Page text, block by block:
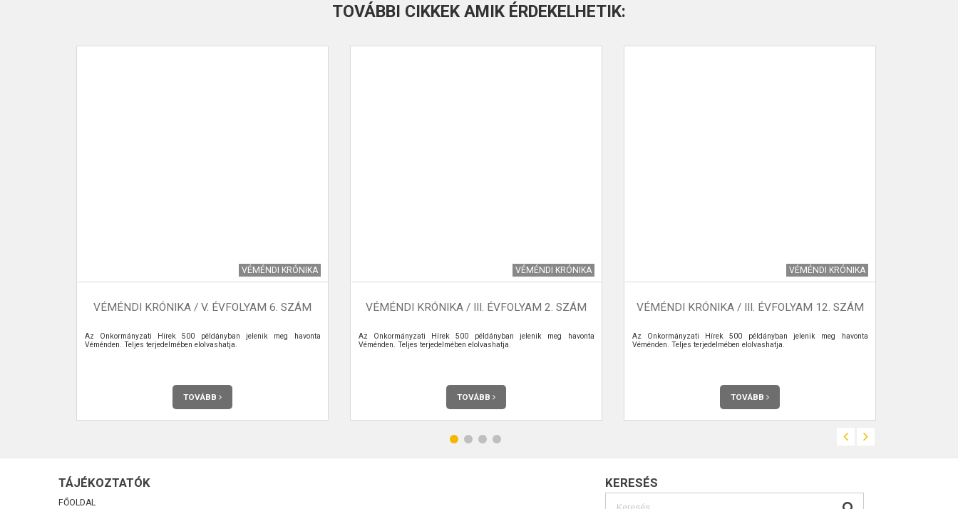
TOVÁBBI CIKKEK AMIK ÉRDEKELHETIK:
VÉMÉNDI KRÓNIKA
VÉMÉNDI KRÓNIKA / V. ÉVFOLYAM 6. SZÁM
Az Önkormányzati Hírek 500 példányban jelenik meg havonta
Véménden. Teljes terjedelmében elolvashatja.
TOVÁBB
VÉMÉNDI KRÓNIKA
VÉMÉNDI KRÓNIKA / III. ÉVFOLYAM 2. SZÁM
Az Önkormányzati Hírek 500 példányban jelenik meg havonta
Véménden. Teljes terjedelmében elolvashatja.
TOVÁBB
VÉMÉNDI KRÓNIKA
VÉMÉNDI KRÓNIKA / III. ÉVFOLYAM 12. SZÁM
Az Önkormányzati Hírek 500 példányban jelenik meg havonta
Véménden. Teljes terjedelmében elolvashatja.
TOVÁBB
TÁJÉKOZTATÓK
FŐOLDAL
KERESÉS